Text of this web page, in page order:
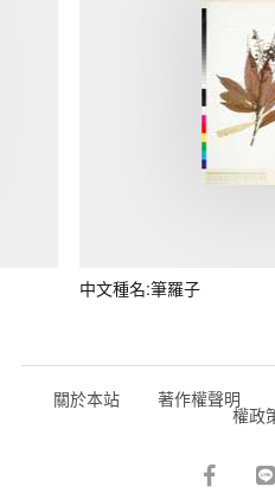
中文種名:筆羅子
關於本站 著作權聲明
權政